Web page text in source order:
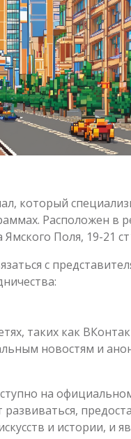
который
Расположен в
Поля, 19-21
с
таких как
новостям и
на
и истории, и